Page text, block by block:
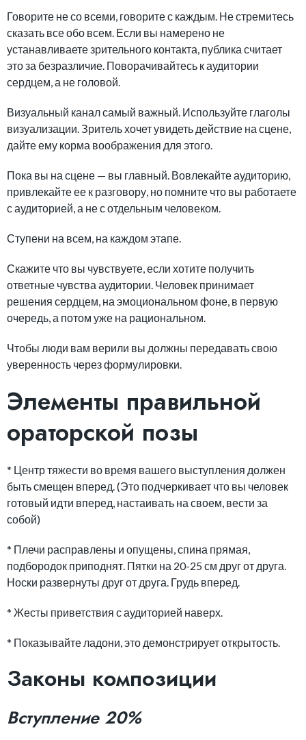
Говорите не со всеми, говорите с каждым. Не стремитесь
сказать все обо всем. Если вы намерено не
устанавливаете зрительного контакта, публика считает
это за безразличие. Поворачивайтесь к аудитории
сердцем, а не головой.
Визуальный канал самый важный. Используйте глаголы
визуализации. Зритель хочет увидеть действие на сцене,
дайте ему корма воображения для этого.
Пока вы на сцене — вы главный. Вовлекайте аудиторию,
привлекайте ее к разговору, но помните что вы работаете
с аудиторией, а не с отдельным человеком.
Ступени на всем, на каждом этапе.
Скажите что вы чувствуете, если хотите получить
ответные чувства аудитории. Человек принимает
решения сердцем, на эмоциональном фоне, в первую
очередь, а потом уже на рациональном.
Чтобы люди вам верили вы должны передавать свою
уверенность через формулировки.
Элементы правильной
ораторской позы
* Центр тяжести во время вашего выступления должен
быть смещен вперед. (Это подчеркивает что вы человек
готовый идти вперед, настаивать на своем, вести за
собой)
* Плечи расправлены и опущены, спина прямая,
подбородок приподнят. Пятки на 20-25 см друг от друга.
Носки развернуты друг от друга. Грудь вперед.
* Жесты приветствия с аудиторией наверх.
* Показывайте ладони, это демонстрирует открытость.
Законы композиции
Вступление 20%